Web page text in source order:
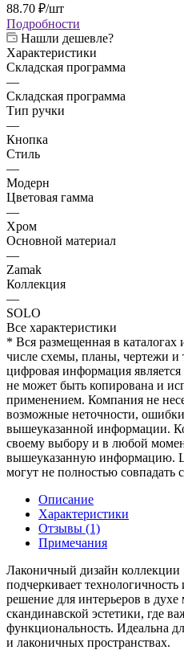
88.70 ₽/шт
Подробности
Нашли дешевле?
Характеристики
Складская программа
—
Складская программа
Тип ручки
—
Кнопка
Стиль
—
Модерн
Цветовая гамма
—
Хром
Основной материал
—
Zamak
Коллекция
—
SOLO
Все характеристики
* Вся размещенная в каталогах
числе схемы, планы, чертежи и
цифровая информация
не может быть копирована и
применением. Компания не
возможные неточности,
вышеуказанной информации.
своему выбору и в любой
вышеуказанную информацию.
могут не полностью совпадать
Описание
Характеристики
Отзывы (1)
Примечания
Лаконичный дизайн коллекции
подчеркивает
решение для интерьеров в
скандинавской эстетики, где
функциональность. Идеальна
и лаконичных пространствах.